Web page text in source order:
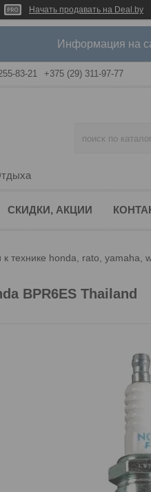
Начать продавать на Deal.by
Информация на
83-21 +375 (29) 311-97-77
СКИДКИ, АКЦИИ
к технике honda, rato, yamaha,
BPR6ES Thailand